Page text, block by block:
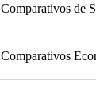
Comparativos de
Comparativos